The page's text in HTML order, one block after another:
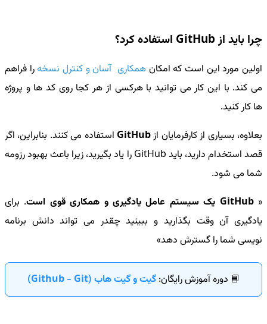
چرا باید از GitHub استفاده کرد؟
اولین مورد این است که امکانهمکاری آسان و کنترل نسخهرا فراهم
می کند. با این کار می توانید با هرکسی از هر کجا روی کد ها و پروژه
ها کار کنید.
بعلاوه، بسیاری از کارفرمایان ازGitHub استفاده می کنند. بنابراین، اگر
قصد استخدام دارید، باید GitHub را یاد بگیرید ، زیرا باعث بهبود رزومه
شما می شود.
GitHub یک سیستم عامل یادگیری و همکاری قوی است
. برای
یادگیری آن وقت بگذارید و ببینید چقدر می تواند دانش برنامه
نویسی شما را گسترش دهد
📘 دوره آموزش رایگان:گیت و گیت هاب (Github - Git)